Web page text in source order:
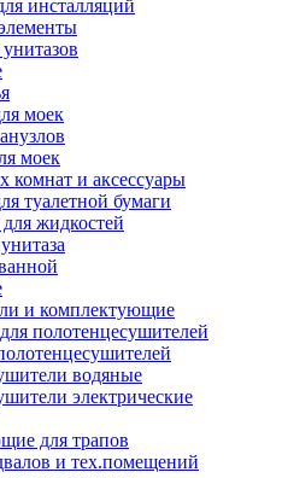
инсталляций
моек
моек
комнат и аксессуары
туалетной бумаги
жидкостей
и комплектующие
полотенцесушителей
водяные
электрические
для трапов
и тех.помещений